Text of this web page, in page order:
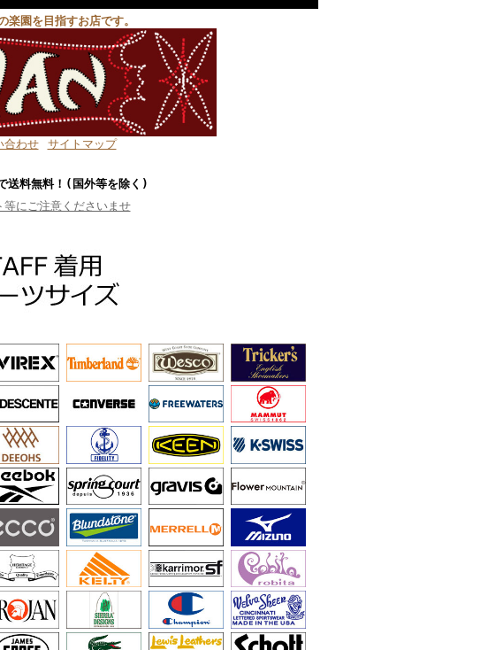
園を目指すお店です。
合わせ サイトマップ
料無料！(国外等を除く)
にご注意くださいませ